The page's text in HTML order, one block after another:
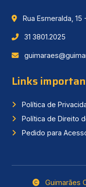
Rua Esmeralda,
31 3801.2025
Links
Política de
Política de Direito
Pedido para
Guimarães